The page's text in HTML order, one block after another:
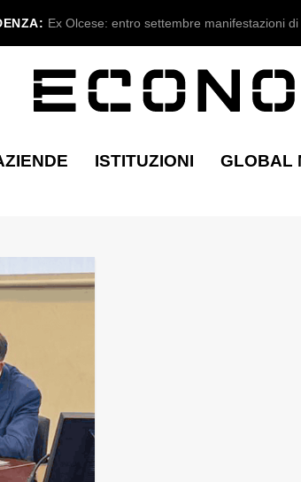
Ex Olcese: entro settembre manifestazioni di
ISTITUZIONI GLOBAL